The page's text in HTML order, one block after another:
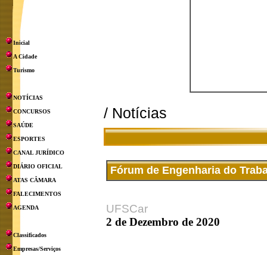
Inicial
A Cidade
Turismo
NOTÍCIAS
CONCURSOS
SAÚDE
ESPORTES
CANAL JURÍDICO
DIÁRIO OFICIAL
ATAS CÂMARA
FALECIMENTOS
AGENDA
Classificados
Empresas/Serviços
/ Notícias
Fórum de Engenharia do
UFSCar
2 de Dezembro de 2020